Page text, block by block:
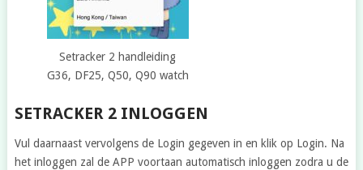
Setracker 2 handleiding
G36, DF25, Q50, Q90 watch
SETRACKER 2 INLOGGEN
Vul daarnaast vervolgens de Login gegeven in en klik op Login. Na
het inloggen zal de APP voortaan automatisch inloggen zodra u de